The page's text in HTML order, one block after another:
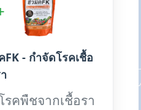
- กำจัดโรคเชื้อ
คพืชจากเชื้อรา